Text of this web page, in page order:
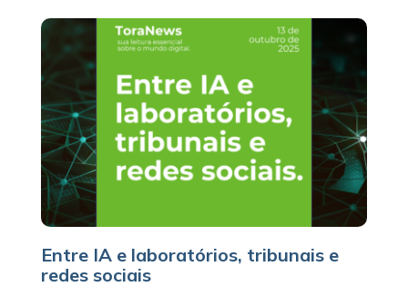
Entre IA e laboratórios, tribunais e
redes sociais